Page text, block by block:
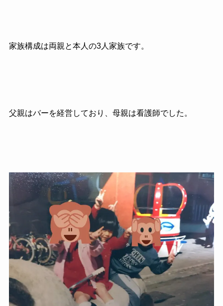
家族構成は両親と本人の3人家族です。
父親はバーを経営しており、母親は看護師でした。